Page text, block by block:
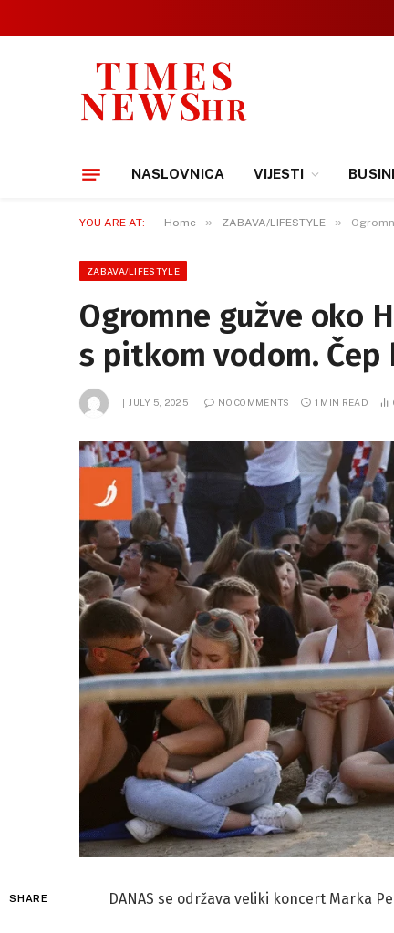
NASLOVNICA VIJESTI
YOU ARE AT: Home » ZABAVA/LIFESTYLE »
ZABAVA/LIFESTYLE
Ogromne gužve oko
s pitkom vodom. Čep
JULY 5, 2025 NO COMMENTS 1 MIN READ
SHARE DANAS se održava veliki koncert Marka